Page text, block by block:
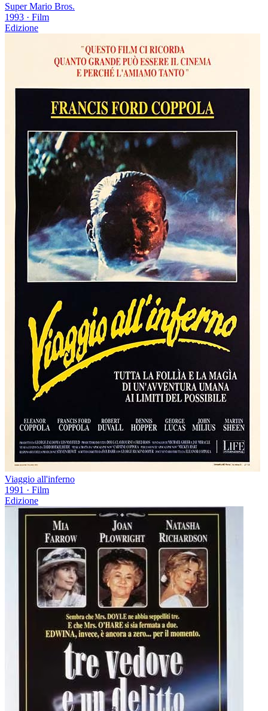
Super Mario Bros.
1993 · Film
Edizione
Viaggio all'inferno
1991 · Film
Edizione